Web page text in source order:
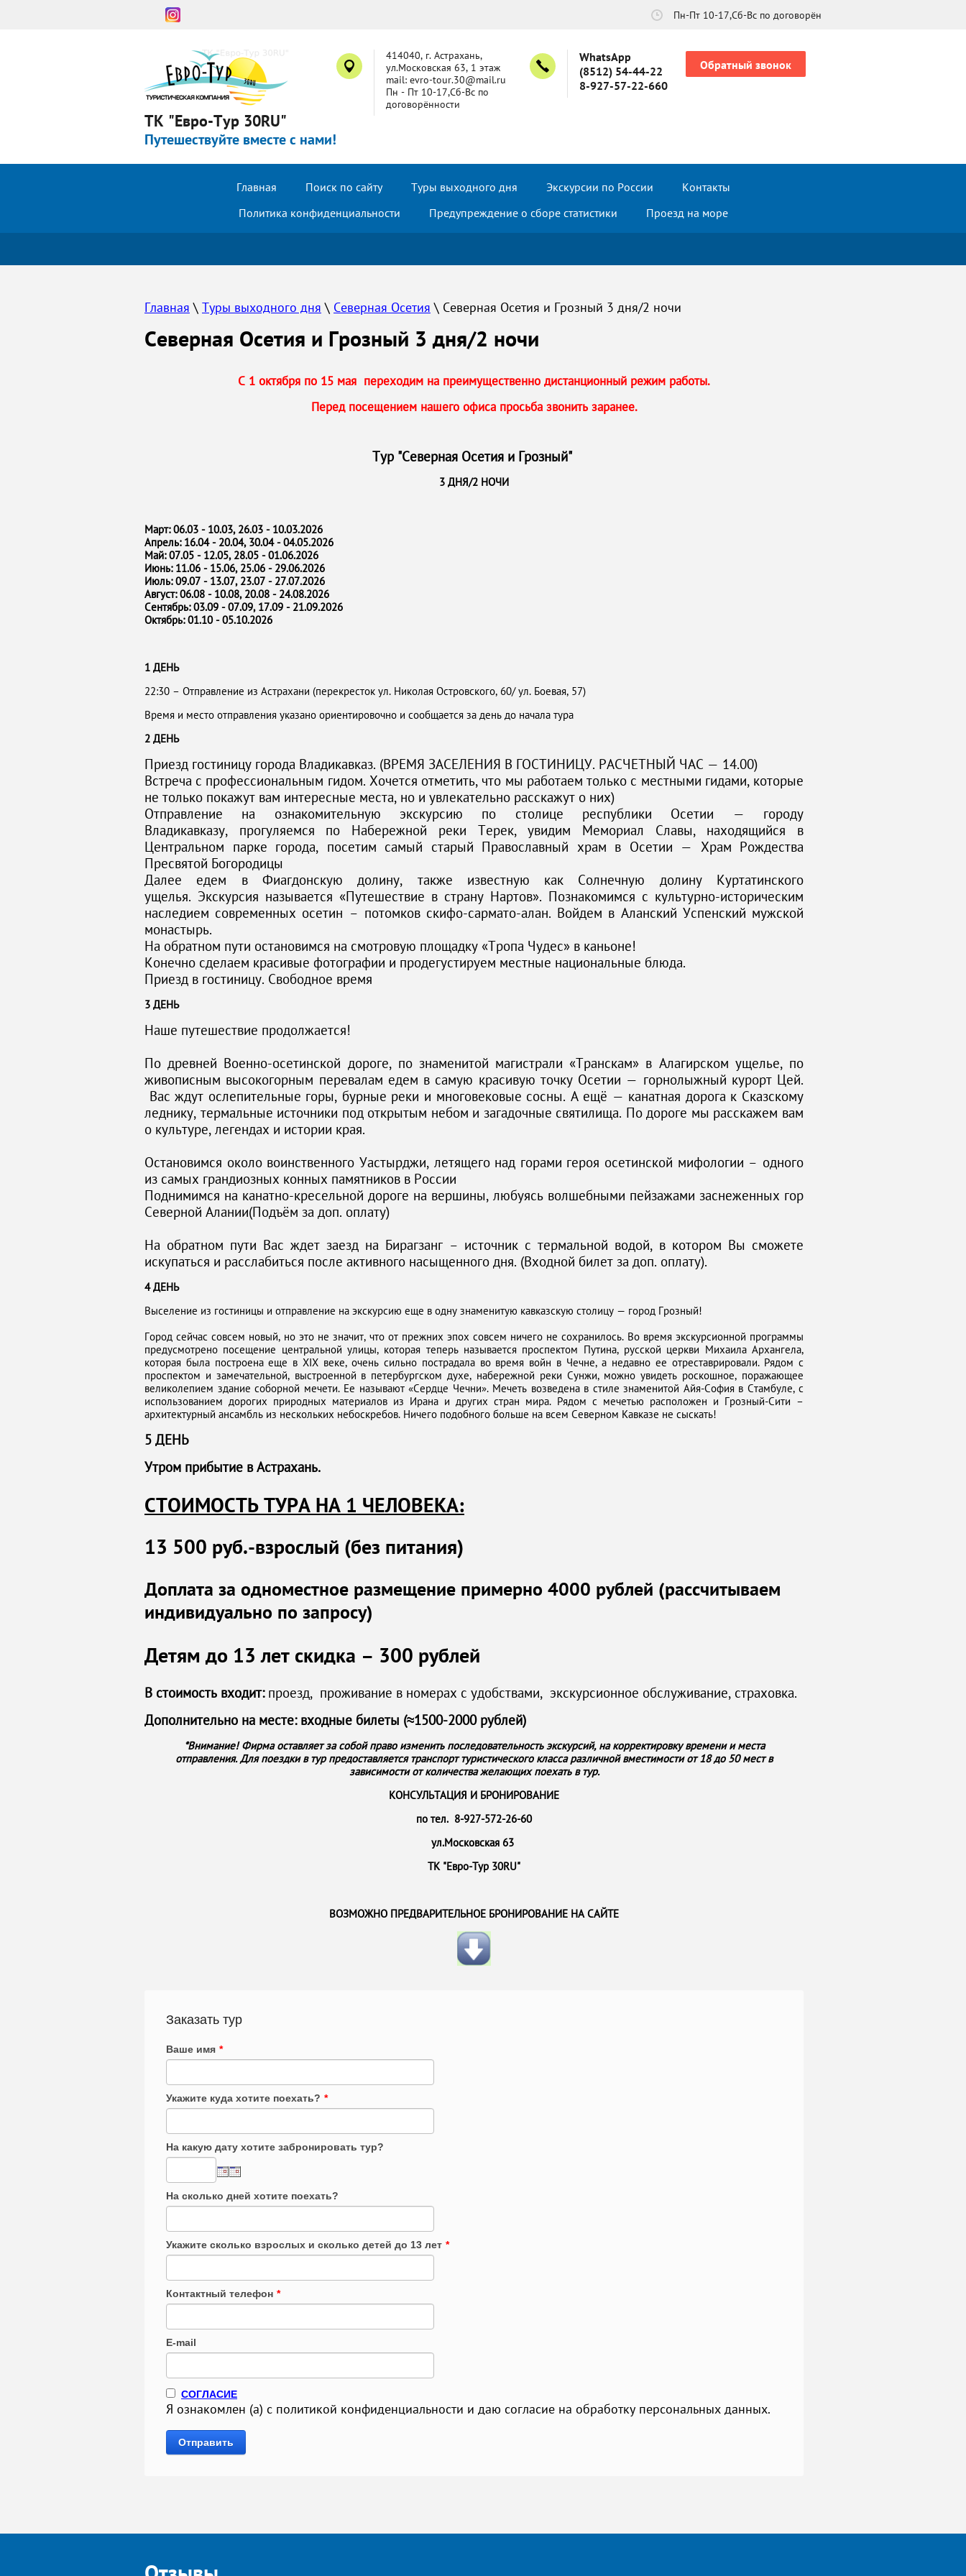
Пн-Пт 10-17,Сб-Вс по договорён
ТК "Евро-Тур 30RU"
Путешествуйте вместе с нами!
414040, г. Астрахань,
ул.Московская 63, 1 этаж
mail: evro-tour.30@mail.ru
Пн - Пт 10-17,Сб-Вс по
договорённости
WhatsApp
(8512) 54-44-22
8-927-57-22-660
Обратный звонок
Главная Поиск по сайту Туры выходного дня Экскурсии по России
Контакты
Политика конфиденциальности
Предупреждение о сборе статистики Проезд на море
Главная \ Туры выходного дня \ Северная Осетия \ Северная Осетия и Грозный 3 дня/2 ночи
Северная Осетия и Грозный 3 дня/2 ночи
С 1 октября по 15 мая переходим на преимущественно дистанционный режим работы.
Перед посещением нашего офиса просьба звонить заранее.
Тур "Северная Осетия и Грозный"
3 ДНЯ/2 НОЧИ
Март: 06.03 - 10.03, 26.03 - 10.03.2026
Апрель: 16.04 - 20.04, 30.04 - 04.05.2026
Май: 07.05 - 12.05, 28.05 - 01.06.2026
Июнь: 11.06 - 15.06, 25.06 - 29.06.2026
Июль: 09.07 - 13.07, 23.07 - 27.07.2026
Август: 06.08 - 10.08, 20.08 - 24.08.2026
Сентябрь: 03.09 - 07.09, 17.09 - 21.09.2026
Октябрь: 01.10 - 05.10.2026
1 ДЕНЬ
22:30 – Отправление из Астрахани (перекресток ул. Николая Островского, 60/ ул. Боевая, 57)
Время и место отправления указано ориентировочно и сообщается за день до начала тура
2 ДЕНЬ
Приезд гостиницу города Владикавказ. (ВРЕМЯ ЗАСЕЛЕНИЯ В ГОСТИНИЦУ. РАСЧЕТНЫЙ ЧАС — 14.00)
Встреча с профессиональным гидом. Хочется отметить, что мы работаем только с местными гидами, которые
не только покажут вам интересные места, но и увлекательно расскажут о них)
Отправление на ознакомительную экскурсию по столице республики Осетии — городу
Владикавказу, прогуляемся по Набережной реки Терек, увидим Мемориал Славы, находящийся в
Центральном парке города, посетим самый старый Православный храм в Осетии — Храм Рождества
Пресвятой Богородицы
Далее едем в Фиагдонскую долину, также известную как Солнечную долину Куртатинского
ущелья. Экскурсия называется «Путешествие в страну Нартов». Познакомимся с культурно-историческим
наследием современных осетин – потомков скифо-сармато-алан. Войдем в Аланский Успенский мужской
монастырь.
На обратном пути остановимся на смотровую площадку «Тропа Чудес» в каньоне!
Конечно сделаем красивые фотографии и продегустируем местные национальные блюда.
Приезд в гостиницу. Свободное время
3 ДЕНЬ
Наше путешествие продолжается!
По древней Военно-осетинской дороге, по знаменитой магистрали «Транскам» в Алагирском ущелье, по
живописным высокогорным перевалам едем в самую красивую точку Осетии — горнолыжный курорт Цей.
Вас ждут ослепительные горы, бурные реки и многовековые сосны. А ещё — канатная дорога к Сказскому
леднику, термальные источники под открытым небом и загадочные святилища. По дороге мы расскажем вам
о культуре, легендах и истории края.
Остановимся около воинственного Уастырджи, летящего над горами героя осетинской мифологии – одного
из самых грандиозных конных памятников в России
Поднимимся на канатно-кресельной дороге на вершины, любуясь волшебными пейзажами заснеженных гор
Северной Алании(Подъём за доп. оплату)
На обратном пути Вас ждет заезд на Бирагзанг – источник с термальной водой, в котором Вы сможете
искупаться и расслабиться после активного насыщенного дня. (Входной билет за доп. оплату).
4 ДЕНЬ
Выселение из гостиницы и отправление на экскурсию еще в одну знаменитую кавказскую столицу — город Грозный!
Город сейчас совсем новый, но это не значит, что от прежних эпох совсем ничего не сохранилось. Во время экскурсионной программы
предусмотрено посещение центральной улицы, которая теперь называется проспектом Путина, русской церкви Михаила Архангела,
которая была построена еще в XIX веке, очень сильно пострадала во время войн в Чечне, а недавно ее отреставрировали. Рядом с
проспектом и замечательной, выстроенной в петербургском духе, набережной реки Сунжи, можно увидеть роскошное, поражающее
великолепием здание соборной мечети. Ее называют «Сердце Чечни». Мечеть возведена в стиле знаменитой Айя-София в Стамбуле, с
использованием дорогих природных материалов из Ирана и других стран мира. Рядом с мечетью расположен и Грозный-Сити –
архитектурный ансамбль из нескольких небоскребов. Ничего подобного больше на всем Северном Кавказе не сыскать!
5 ДЕНЬ
Утром прибытие в Астрахань.
СТОИМОСТЬ ТУРА НА 1 ЧЕЛОВЕКА:
13 500 руб.-взрослый (без питания)
Доплата за одноместное размещение примерно 4000 рублей (рассчитываем
индивидуально по запросу)
Детям до 13 лет скидка – 300 рублей
В стоимость входит: проезд, проживание в номерах с удобствами, экскурсионное обслуживание, страховка.
Дополнительно на месте: входные билеты (≈1500-2000рублей)
*Внимание! Фирма оставляет за собой право изменить последовательность экскурсий, на корректировку времени и места
отправления.Для поездки в тур предоставляется транспорт туристического класса различной вместимости от 18 до 50 мест в
зависимости от количества желающих поехать в тур.
КОНСУЛЬТАЦИЯ И БРОНИРОВАНИЕ
по тел. 8-927-572-26-60
ул.Московская 63
ТК "Евро-Тур 30RU"
ВОЗМОЖНО ПРЕДВАРИТЕЛЬНОЕ БРОНИРОВАНИЕ НА САЙТЕ
Заказать тур
Ваше имя *
Укажите куда хотите поехать? *
На какую дату хотите забронировать тур?
На сколько дней хотите поехать?
Укажите сколько взрослых и сколько детей до 13 лет *
Контактный телефон *
E-mail
СОГЛАСИЕ
Я ознакомлен (а) с политикой конфиденциальности и даю согласие на обработку персональных данных.
Отправить